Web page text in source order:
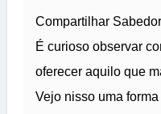
Compartilhar
É curioso observar
oferecer aquilo que
Vejo nisso uma